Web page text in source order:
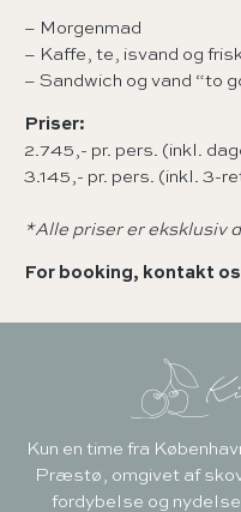
– Morgenmad
– Kaffe, te, isvand og
– Sandwich og vand “to
Priser:
2.745,- pr. pers. (inkl.
3.145,- pr. pers. (inkl. 3-
*Alle priser er eksklusiv
For booking, kontakt
Kun en time fra
Præstø, omgivet af
fordybelse og